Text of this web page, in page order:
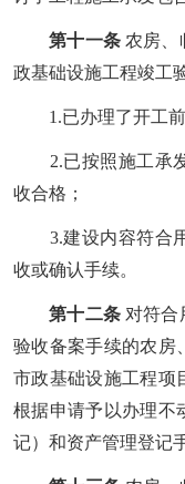
第十一条农房、
政基础设施工程竣工
1.已办理了开工
2.已按照施工承
收合格；
3.建设内容符合
收或确认手续。
第十二条对符合
验收备案手续的农房
市政基础设施工程项
根据申请予以办理不
记）和资产管理登记